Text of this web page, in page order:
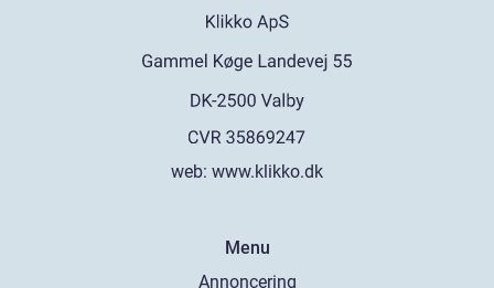
web: www.klikko.dk
Menu
Annoncering